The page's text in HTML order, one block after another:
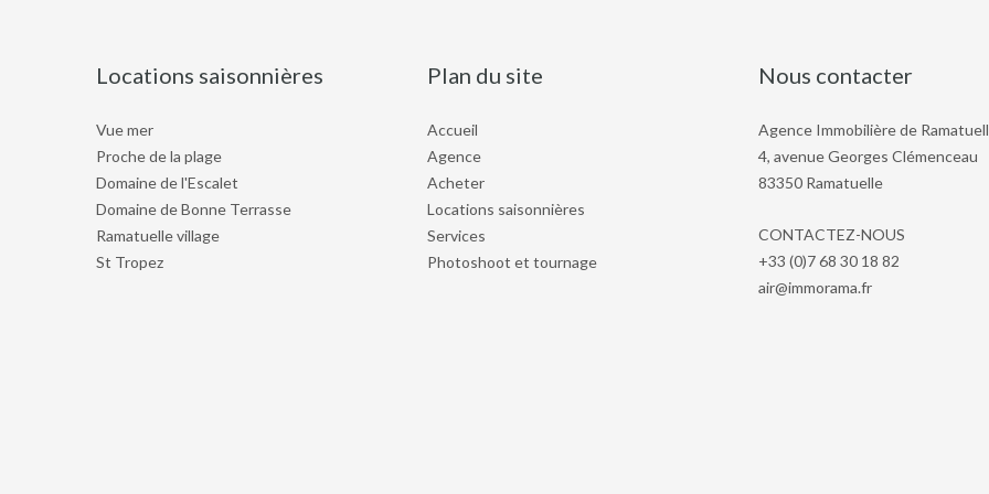
Locations saisonnières
Vue mer
Proche de la plage
Domaine de l'Escalet
Domaine de Bonne Terrasse
Ramatuelle village
St Tropez
Plan du site
Accueil
Agence
Acheter
Locations saisonnières
Services
Photoshoot et tournage
Nous contacter
Agence Immobilière de
4, avenue Georges Clémenceau
83350 Ramatuelle
CONTACTEZ-NOUS
+33 (0)7 68 30 18 82
air@immorama.fr